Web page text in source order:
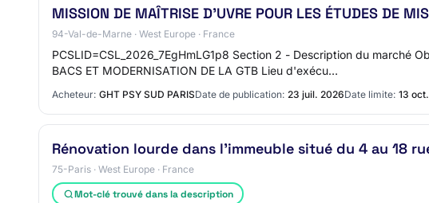
MISSION DE MAÎTRISE D'UVRE POUR LES ÉTUDES DE
94-Val-de-Marne · West Europe · France
PCSLID=CSL_2026_7EgHmLG1p8 Section 2 - Description du marché
BACS ET MODERNISATION DE LA GTB Lieu d'exécu…
Acheteur: GHT PSY SUD PARISDate de publication: 23 juil. 2026Date limite: 13
Rénovation lourde dans l'immeuble situé du 4 au 18
75-Paris · West Europe · France
Mot-clé trouvé dans la description